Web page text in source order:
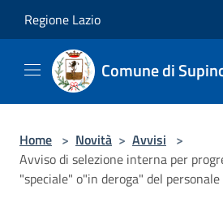
Regione Lazio
Comune di
Home > Novità > Avvisi >
Avviso di selezione interna per
"speciale" o"in deroga" del